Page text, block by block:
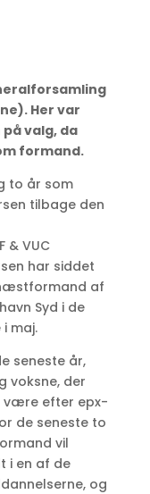
Her var
valg, da
formand.
to år som
tilbage den
& VUC
har siddet
af
Syd i de
maj.
seneste år,
voksne, der
være efter epx-
de seneste to
vil
i en af de
og